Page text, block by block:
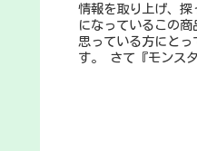
情報を取り上げ、
になっているこの
思っている方にと
す。 さて『モンス